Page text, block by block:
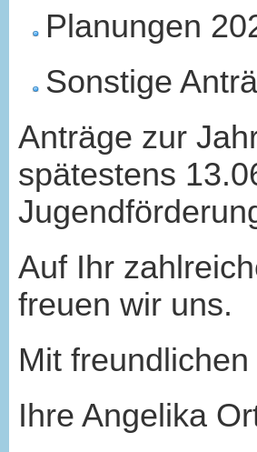
Planungen
Sonstige
Anträge zur
spätestens
Auf Ihr
freuen wir uns.
Mit
Ihre Angelika